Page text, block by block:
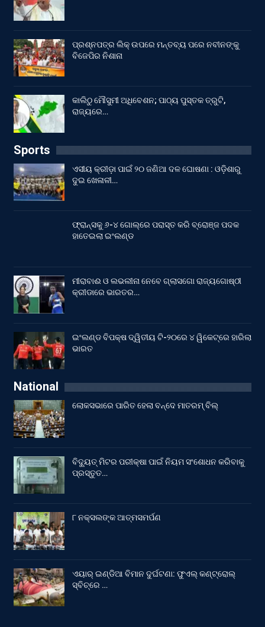
ପ୍ରଶ୍ନପତ୍ର ଲିକ୍ ଉପରେ ମନ୍ତବ୍ୟ ପରେ ନବୀନଙ୍କୁ
ବିଜେପିର ନିଶାନା
କାଲିଠୁ ମୌସୁମୀ ଅଧିବେଶନ; ପାଠ୍ୟ ପୁସ୍ତକ ତ୍ରୁଟି,
ରାଜ୍ୟରେ…
Sports
ଏସୀୟ କ୍ରୀଡ଼ା ପାଇଁ ୨୦ ଜଣିଆ ଦଳ ଘୋଷଣା : ଓଡ଼ିଶାରୁ
ଦୁଇ ଖେଳାଳୀ…
ଫ୍ରାନ୍ସକୁ ୬-୪ ଗୋଲ୍‌ରେ ପରାସ୍ତ କରି ବ୍ରୋଞ୍ଜ ପଦକ
ହାତେଇଲା ଇଂଲଣ୍ଡ
ମୀରାବାଈ ଓ ଲଭଲୀନା ନେବେ ଗ୍ଲାସଗୋ ରାଜ୍ୟଗୋଷ୍ଠୀ
କ୍ରୀଡାରେ ଭାରତର…
ଇଂଲଣ୍ଡ ବିପକ୍ଷ ଦ୍ୱିତୀୟ ଟି-୨୦ରେ ୪ ୱିକେଟ୍‌ରେ ହାରିଲା
ଭାରତ
National
ଲୋକସଭାରେ ପାରିତ ହେଲା ବନ୍ଦେ ମାତରମ୍‌ ବିଲ୍‌
ବିଦ୍ୟୁତ୍ ମିଟର ପରୀକ୍ଷା ପାଇଁ ନିୟମ ସଂଶୋଧନ କରିବାକୁ
ପ୍ରସ୍ତୁତ…
୮ ନକ୍ସଲଙ୍କ ଆତ୍ମସମର୍ପଣ
ଏୟାର୍ ଇଣ୍ଡିଆ ବିମାନ ଦୁର୍ଘଟଣା: ଫୁଏଲ୍‌ କଣ୍ଟ୍ରୋଲ୍‌
ସ୍ବିଚ୍‌ରେ …